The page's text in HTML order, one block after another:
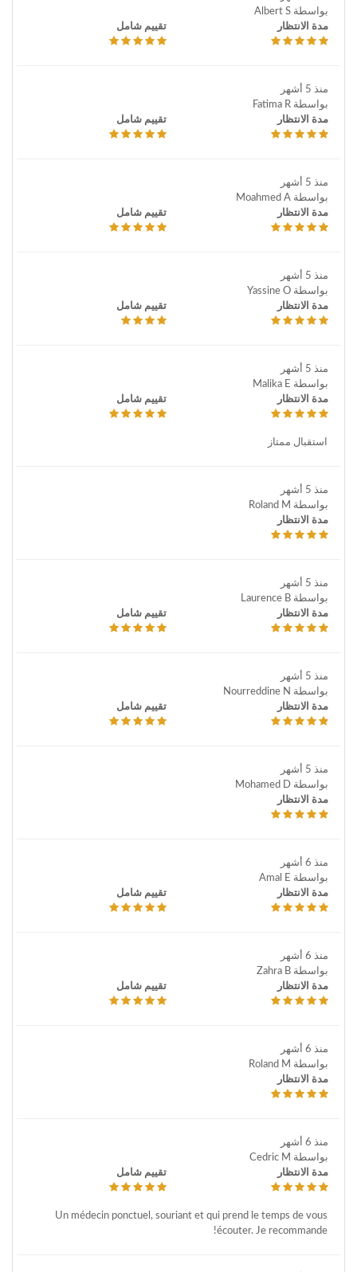
بواسطة Albert S
مدة الانتظار
تقييم شامل
منذ 5 أشهر
بواسطة Fatima R
مدة الانتظار
تقييم شامل
منذ 5 أشهر
بواسطة Moahmed A
مدة الانتظار
تقييم شامل
منذ 5 أشهر
بواسطة Yassine O
مدة الانتظار
تقييم شامل
منذ 5 أشهر
بواسطة Malika E
مدة الانتظار
تقييم شامل
استقبال ممتاز
منذ 5 أشهر
بواسطة Roland M
مدة الانتظار
منذ 5 أشهر
بواسطة Laurence B
مدة الانتظار
تقييم شامل
منذ 5 أشهر
بواسطة Nourreddine N
مدة الانتظار
تقييم شامل
منذ 5 أشهر
بواسطة Mohamed D
مدة الانتظار
منذ 6 أشهر
بواسطة Amal E
مدة الانتظار
تقييم شامل
منذ 6 أشهر
بواسطة Zahra B
مدة الانتظار
تقييم شامل
منذ 6 أشهر
بواسطة Roland M
مدة الانتظار
منذ 6 أشهر
بواسطة Cedric M
مدة الانتظار
تقييم شامل
Un médecin ponctuel, souriant et qui prend le temps de vous
écouter. Je recommande!